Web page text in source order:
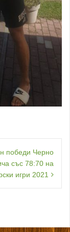
победи Черно
със 78:70 на
игри 2021